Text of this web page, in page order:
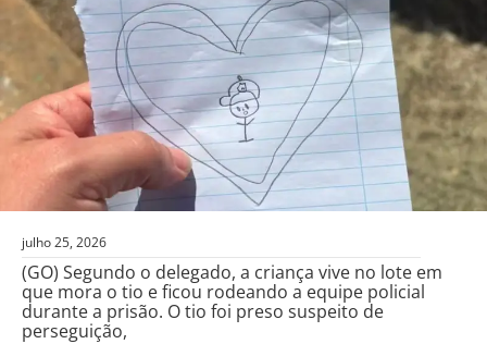
julho 25, 2026
(GO) Segundo o delegado, a criança vive no lote em
que mora o tio e ficou rodeando a equipe policial
durante a prisão. O tio foi preso suspeito de
perseguição,